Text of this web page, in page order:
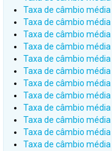
Taxa de câmbio
Taxa de câmbio média
Taxa de câmbio
Taxa de câmbio
Taxa de câmbio
Taxa de câmbio
Taxa de câmbio
Taxa de câmbio
Taxa de câmbio
Taxa de câmbio
Taxa de câmbio
Taxa de câmbio média